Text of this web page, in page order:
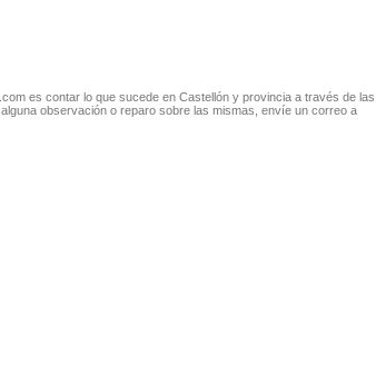
es contar lo que sucede en Castellón y provincia a través de las
observación o reparo sobre las mismas, envíe un correo a